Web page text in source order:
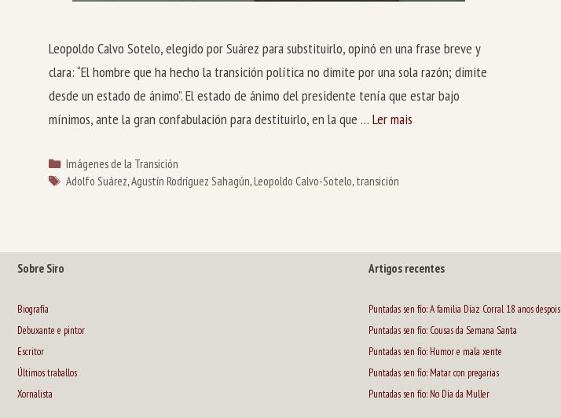
Leopoldo Calvo Sotelo, elegido por Suárez para substituirlo, opinó en una frase breve y
clara: “El hombre que ha hecho la transición política no dimite por una sola razón; dimite
desde un estado de ánimo”. El estado de ánimo del presidente tenía que estar bajo
mínimos, ante la gran confabulación para destituirlo, en la que … Ler mais
Categorías
Imágenes de la Transición
Etiquetas
Adolfo Suárez,Agustín Rodríguez Sahagún,Leopoldo Calvo-Sotelo, transición
Sobre Siro
Biografía
Debuxante e pintor
Escritor
Últimos traballos
Xornalista
Artigos recentes
Puntadas sen fío: A familia Díaz Corral 18 anos despois
Puntadas sen fío: Cousas da Semana Santa
Puntadas sen fío: Humor e mala xente
Puntadas sen fío: Matar con pregarias
Puntadas sen fío: No Día da Muller